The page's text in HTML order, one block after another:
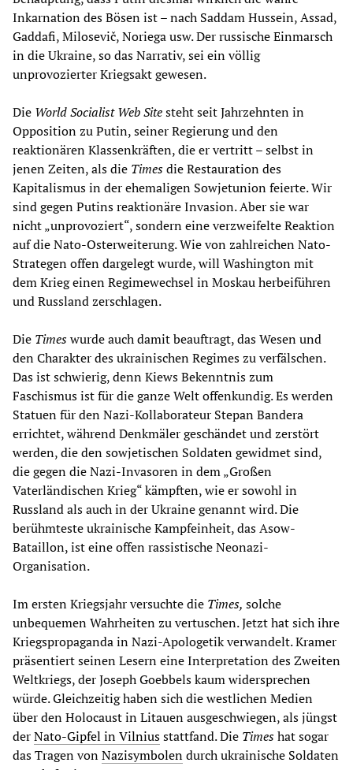
Inkarnation des Bösen ist – nach Saddam Hussein, Assad,
Gaddafi, Milosevič, Noriega usw. Der russische Einmarsch
in die Ukraine, so das Narrativ, sei ein völlig
unprovozierter Kriegsakt gewesen.
Die World Socialist Web Sitesteht seit Jahrzehnten in
Opposition zu Putin, seiner Regierung und den
reaktionären Klassenkräften, die er vertritt – selbst in
jenen Zeiten, als die Timesdie Restauration des
Kapitalismus in der ehemaligen Sowjetunion feierte. Wir
sind gegen Putins reaktionäre Invasion. Aber sie war
nicht „unprovoziert“, sondern eine verzweifelte Reaktion
auf die Nato-Osterweiterung. Wie von zahlreichen Nato-
Strategen offen dargelegt wurde, will Washington mit
dem Krieg einen Regimewechsel in Moskau herbeiführen
und Russland zerschlagen.
Die Timeswurde auch damit beauftragt, das Wesen und
den Charakter des ukrainischen Regimes zu verfälschen.
Das ist schwierig, denn Kiews Bekenntnis zum
Faschismus ist für die ganze Welt offenkundig. Es werden
Statuen für den Nazi-Kollaborateur Stepan Bandera
errichtet, während Denkmäler geschändet und zerstört
werden, die den sowjetischen Soldaten gewidmet sind,
die gegen die Nazi-Invasoren in dem „Großen
Vaterländischen Krieg“ kämpften, wie er sowohl in
Russland als auch in der Ukraine genannt wird. Die
berühmteste ukrainische Kampfeinheit, das Asow-
Bataillon, ist eine offen rassistische Neonazi-
Organisation.
Im ersten Kriegsjahr versuchte die Times, solche
unbequemen Wahrheiten zu vertuschen. Jetzt hat sich ihre
Kriegspropaganda in Nazi-Apologetik verwandelt. Kramer
präsentiert seinen Lesern eine Interpretation des Zweiten
Weltkriegs, der Joseph Goebbels kaum widersprechen
würde. Gleichzeitig haben sich die westlichen Medien
über den Holocaust in Litauen ausgeschwiegen, als jüngst
derNato-Gipfel in Vilniusstattfand. Die Timeshat sogar
das Tragen vonNazisymbolendurch ukrainische Soldaten